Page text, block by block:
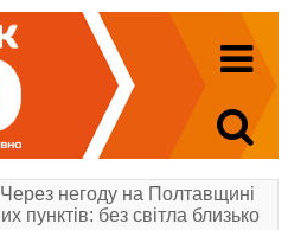
негоду на Полтавщині
пунктів: без світла близько